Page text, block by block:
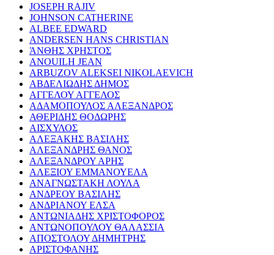
JOSEPH RAJIV
JOHNSON CATHERINE
ALBEE EDWARD
ANDERSEN HANS CHRISTIAN
ΆΝΘΗΣ ΧΡΗΣΤΟΣ
ANOUILH JEAN
ARBUZOV ALEKSEI NIKOLAEVICH
ΑΒΔΕΛΙΩΔΗΣ ΔΗΜΟΣ
ΑΓΓΕΛΟΥ ΑΓΓΕΛΟΣ
ΑΔΑΜΟΠΟΥΛΟΣ ΑΛΕΞΑΝΔΡΟΣ
ΑΘΕΡΙΔΗΣ ΘΟΔΩΡΗΣ
ΑΙΣΧΥΛΟΣ
ΑΛΕΞΑΚΗΣ ΒΑΣΙΛΗΣ
ΑΛΕΞΑΝΔΡΗΣ ΘΑΝΟΣ
ΑΛΕΞΑΝΔΡΟΥ ΑΡΗΣ
ΑΛΕΞΙΟΥ ΕΜΜΑΝΟΥΕΛΑ
ΑΝΑΓΝΩΣΤΑΚΗ ΛΟΥΛΑ
ΑΝΔΡΕΟΥ ΒΑΣΙΛΗΣ
ΑΝΔΡΙΑΝΟΥ ΕΛΣΑ
ΑΝΤΩΝΙΑΔΗΣ ΧΡΙΣΤΟΦΟΡΟΣ
ΑΝΤΩΝΟΠΟΥΛΟΥ ΘΑΛΑΣΣΙΑ
ΑΠΟΣΤΟΛΟΥ ΔΗΜΗΤΡΗΣ
ΑΡΙΣΤΟΦΑΝΗΣ